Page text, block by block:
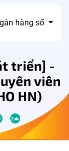
hàng số
triển] -
viên
HN)